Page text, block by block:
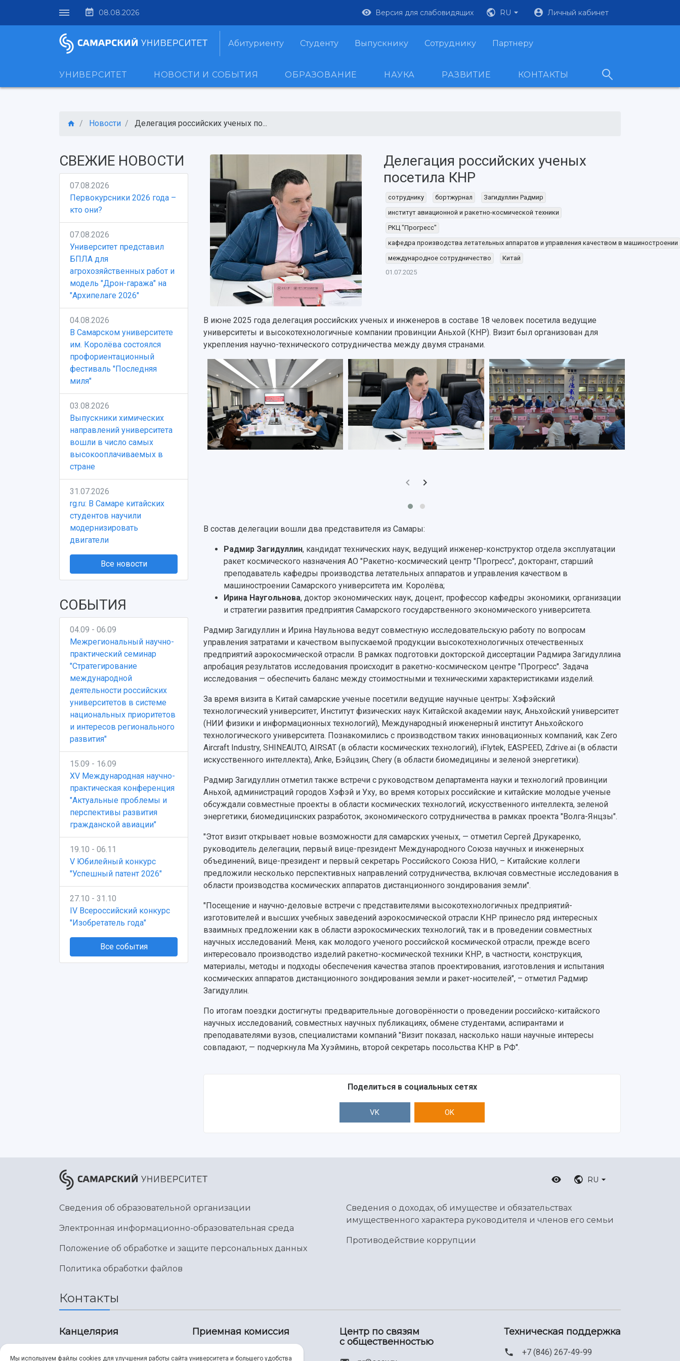
08.08.2026 Версия для слабовидящих RU Личный кабинет
Абитуриенту Студенту Выпускнику Сотруднику Партнеру
УНИВЕРСИТЕТ НОВОСТИ И СОБЫТИЯ ОБРАЗОВАНИЕ НАУКА РАЗВИТИЕ КОНТАКТЫ
Новости Делегация российских ученых по...
СВЕЖИЕ НОВОСТИ
07.08.2026
Первокурсники 2026 года –
кто они?
07.08.2026
Университет представил
БПЛА для
агрохозяйственных работ и
модель "Дрон-гаража" на
"Архипелаге 2026"
04.08.2026
В Самарском университете
им. Королёва состоялся
профориентационный
фестиваль "Последняя
миля"
03.08.2026
Выпускники химических
направлений университета
вошли в число самых
высокооплачиваемых в
стране
31.07.2026
rg.ru: В Самаре китайских
студентов научили
модернизировать
двигатели
Все новости
СОБЫТИЯ
04.09 - 06.09
Межрегиональный научно-
практический семинар
"Стратегирование
международной
деятельности российских
университетов в системе
национальных приоритетов
и интересов регионального
развития"
15.09 - 16.09
XV Международная научно-
практическая конференция
"Актуальные проблемы и
перспективы развития
гражданской авиации"
19.10 - 06.11
V Юбилейный конкурс
"Успешный патент 2026"
27.10 - 31.10
IV Всероссийский конкурс
"Изобретатель года"
Все события
Делегация российских ученых
посетила КНР
сотруднику бортжурнал
Загидуллин Радмир
институт авиационной и ракетно-космической техники
РКЦ "Прогресс"
кафедра производства летательных аппаратов и управления качеством в машиностроении
международное сотрудничество
Китай
01.07.2025
В июне 2025 года делегация российских ученых и инженеров в составе 18 человек посетила ведущие
университеты и высокотехнологичные компании провинции Аньхой (КНР). Визит был организован для
укрепления научно-технического сотрудничества между двумя странами.
В состав делегации вошли два представителя из Самары:
Радмир Загидуллин, кандидат технических наук, ведущий инженер-конструктор отдела эксплуатации
ракет космического назначения АО "Ракетно-космический центр "Прогресс", докторант, старший
преподаватель кафедры производства летательных аппаратов и управления качеством в
машиностроении Самарского университета им. Королёва;
Ирина Наугольнова, доктор экономических наук, доцент, профессор кафедры экономики, организации
и стратегии развития предприятия Самарского государственного экономического университета.
Радмир Загидуллин и Ирина Наульнова ведут совместную исследовательскую работу по вопросам
управления затратами и качеством выпускаемой продукции высокотехнологичных отечественных
предприятий аэрокосмической отрасли. В рамках подготовки докторской диссертации Радмира Загидуллина
апробация результатов исследования происходит в ракетно-космическом центре "Прогресс". Задача
исследования — обеспечить баланс между стоимостными и техническими характеристиками изделий.
За время визита в Китай самарские ученые посетили ведущие научные центры: Хэфэйский
технологический университет, Институт физических наук Китайской академии наук, Аньхойский университет
(НИИ физики и информационных технологий), Международный инженерный институт Аньхойского
технологического университета. Познакомились с производством таких инновационных компаний, как Zero
Aircraft Industry, SHINEAUTO, AIRSAT (в области космических технологий), iFlytek, EASPEED, Zdrive.ai (в области
искусственного интеллекта), Anke, Бэйцзин, Chery (в области биомедицины и зеленой энергетики).
Радмир Загидуллин отметил также встречи с руководством департамента науки и технологий провинции
Аньхой, администраций городов Хэфэй и Уху, во время которых российские и китайские молодые ученые
обсуждали совместные проекты в области космических технологий, искусственного интеллекта, зеленой
энергетики, биомедицинских разработок, экономического сотрудничества в рамках проекта "Волга-Янцзы".
"Этот визит открывает новые возможности для самарских ученых, — отметил Сергей Друкаренко,
руководитель делегации, первый вице-президент Международного Союза научных и инженерных
объединений, вице-президент и первый секретарь Российского Союза НИО, – Китайские коллеги
предложили несколько перспективных направлений сотрудничества, включая совместные исследования в
области производства космических аппаратов дистанционного зондирования земли".
"Посещение и научно-деловые встречи с представителями высокотехнологичных предприятий-
изготовителей и высших учебных заведений аэрокосмической отрасли КНР принесло ряд интересных
взаимных предложении как в области аэрокосмических технологий, так и в проведении совместных
научных исследований. Меня, как молодого ученого российской космической отрасли, прежде всего
интересовало производство изделий ракетно-космической техники КНР, в частности, конструкция,
материалы, методы и подходы обеспечения качества этапов проектирования, изготовления и испытания
космических аппаратов дистанционного зондирования земли и ракет-носителей", – отметил Радмир
Загидуллин.
По итогам поездки достигнуты предварительные договорённости о проведении российско-китайского
научных исследований, совместных научных публикациях, обмене студентами, аспирантами и
преподавателями вузов, специалистами компаний "Визит показал, насколько наши научные интересы
совпадают, — подчеркнула Ма Хуэйминь, второй секретарь посольства КНР в РФ".
Поделиться в социальных сетях
VK OK
RU
Сведения об образовательной организации
Электронная информационно-образовательная среда
Положение об обработке и защите персональных данных
Политика обработки файлов
Сведения о доходах, об имуществе и обязательствах
имущественного характера руководителя и членов его семьи
Противодействие коррупции
Контакты
Канцелярия Приемная комиссия
Центр по связям
с общественностью
Техническая поддержка
+7 (846) 267-49-99
Мы используем файлы cookies для улучшения работы сайта университета и большего удобства